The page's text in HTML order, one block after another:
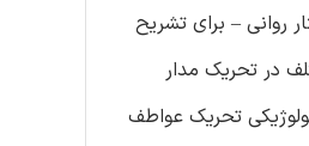
– برای تشریح
در تحریک مدار
تحریک عواطف